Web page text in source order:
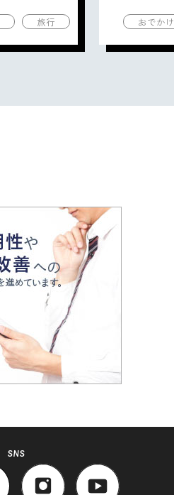
旅行 おでか
SNS